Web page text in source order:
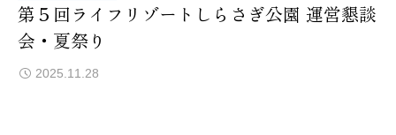
第５回ライフリゾートしらさぎ公園 運営懇談
会・夏祭り
2025.11.28